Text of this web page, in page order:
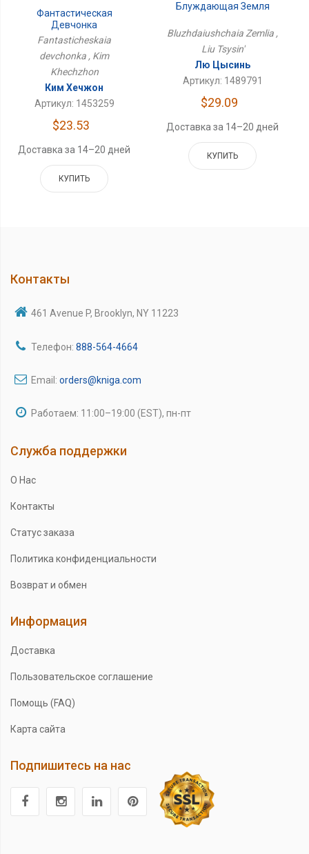
Фантастическая
Девчонка
Fantasticheskaia
devchonka , Kim
Khechzhon
Ким Хечжон
Артикул: 1453259
$23.53
Доставка за 14–20 дней
КУПИТЬ
Блуждающая Земля
Bluzhdaiushchaia Zemlia ,
Liu Tsysin'
Лю Цысинь
Артикул: 1489791
$29.09
Доставка за 14–20 дней
КУПИТЬ
Контакты
461 Avenue P, Brooklyn, NY 11223
Телефон: 888-564-4664
Email: orders@kniga.com
Работаем: 11:00–19:00 (EST), пн-пт
Служба поддержки
О Нас
Контакты
Статус заказа
Политика конфиденциальности
Возврат и обмен
Информация
Доставка
Пользовательское соглашение
Помощь (FAQ)
Карта сайта
Подпишитесь на нас